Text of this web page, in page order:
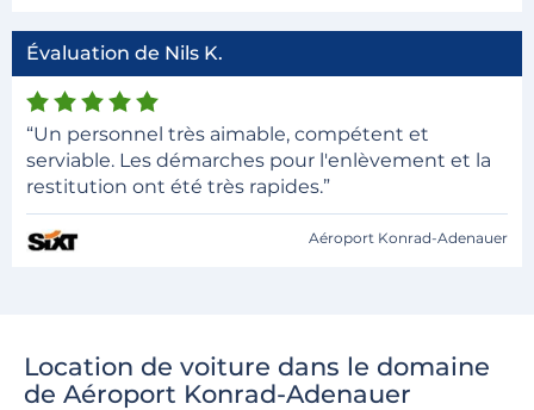
Évaluation de Nils K.
“Un personnel très aimable, compétent et
serviable. Les démarches pour l'enlèvement et la
restitution ont été très rapides.”
Aéroport Konrad-Adenauer
Location de voiture dans le domaine
de Aéroport Konrad-Adenauer